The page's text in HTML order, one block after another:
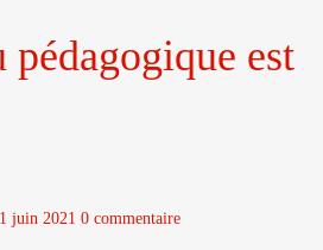
pédagogique est
juin 2021 0 commentaire